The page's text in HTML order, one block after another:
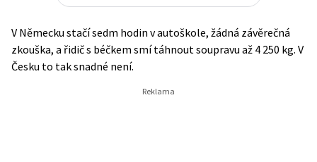
V Německu stačí sedm hodin v autoškole, žádná závěrečná
zkouška, a řidič s béčkem smí táhnout soupravu až 4 250 kg. V
Česku to tak snadné není.